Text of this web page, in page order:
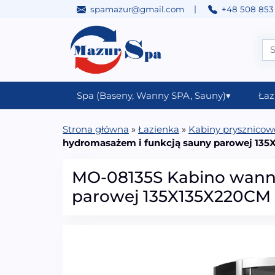
spamazur@gmail.com | +48 508
Main Navigation
Spa (Baseny, Wanny SPA, Sauny)▾
Strona główna » Łazienka » Kabiny
hydromasażem i funkcją sauny parowej
MO-08135S Kabino
parowej 135X135X220CM